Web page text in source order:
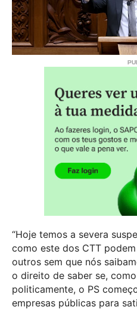
“Hoje temos a severa
como este dos CTT
outros sem que nós
o direito de saber se,
politicamente, o PS
empresas públicas para